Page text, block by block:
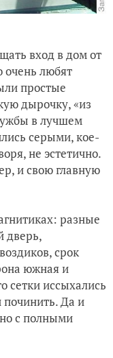
вход в дом от
очень любят
простые
дырочку, «из
в лучшем
серыми, кое-
не эстетично.
и свою главную
разные
дверь,
срок
южная и
сетки иссыхались
починить. Да и
с полными